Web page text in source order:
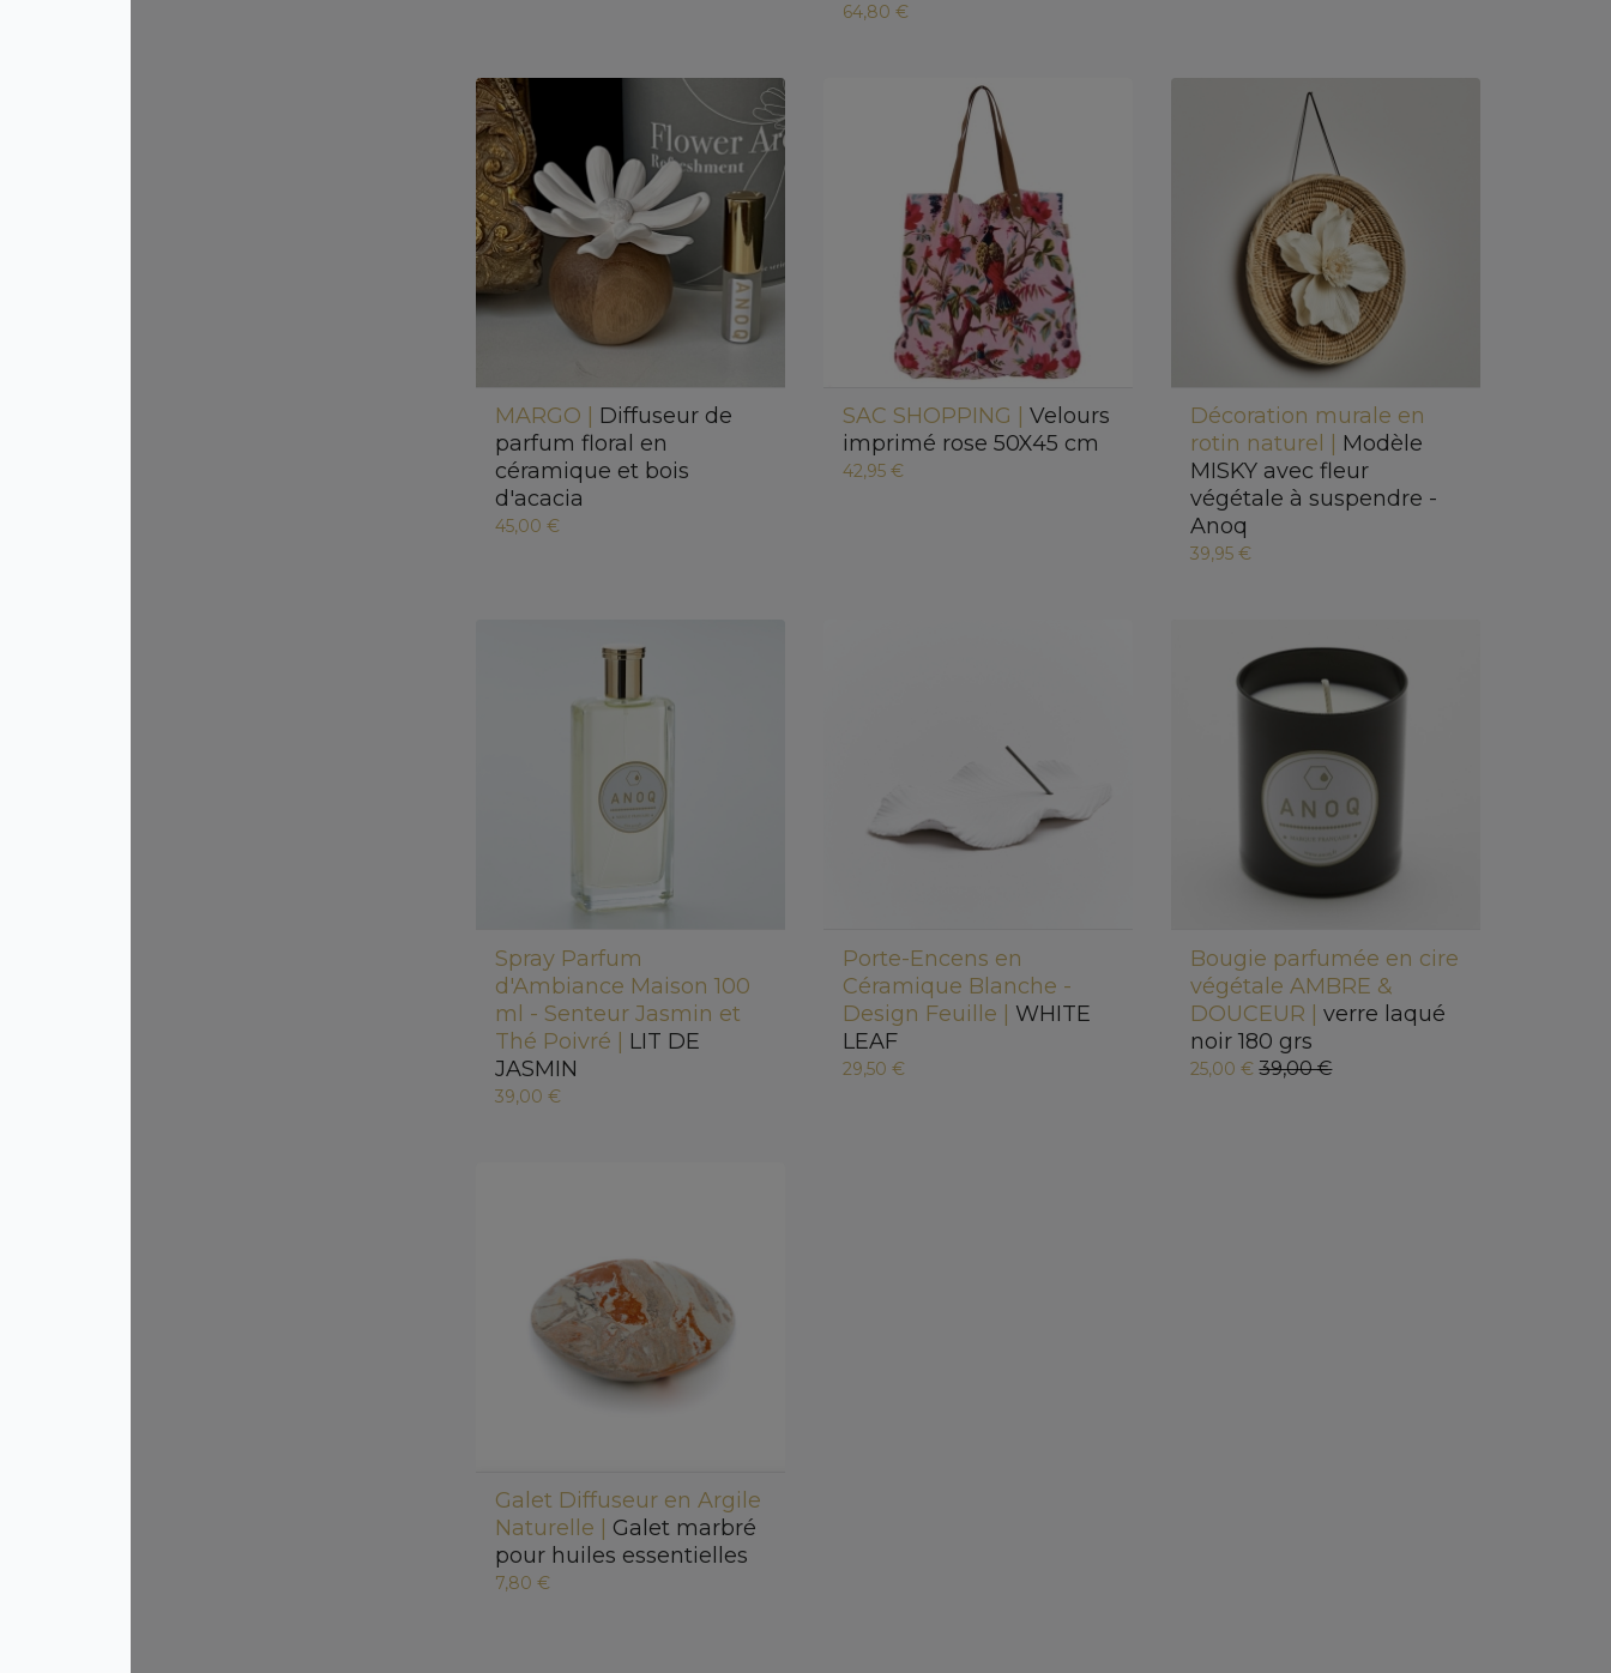
64,80 €
MARGO | Diffuseur de
parfum floral en
céramique et bois
d'acacia
45,00 €
SAC SHOPPING |Velours
imprimé rose 50X45 cm
42,95 €
Décoration murale en
rotin naturel | Modèle
MISKY avec fleur
végétale à suspendre -
Anoq
39,95 €
Spray Parfum
d'Ambiance Maison 100
ml - Senteur Jasmin et
Thé Poivré | LIT DE
JASMIN
39,00 €
Porte-Encens en
Céramique Blanche -
Design Feuille | WHITE
LEAF
29,50 €
Bougie parfumée en cire
végétale AMBRE &
DOUCEUR |verre laqué
noir 180 grs
25,00 € 39,00 €
Galet Diffuseur en Argile
Naturelle | Galet marbré
pour huiles essentielles
7,80 €